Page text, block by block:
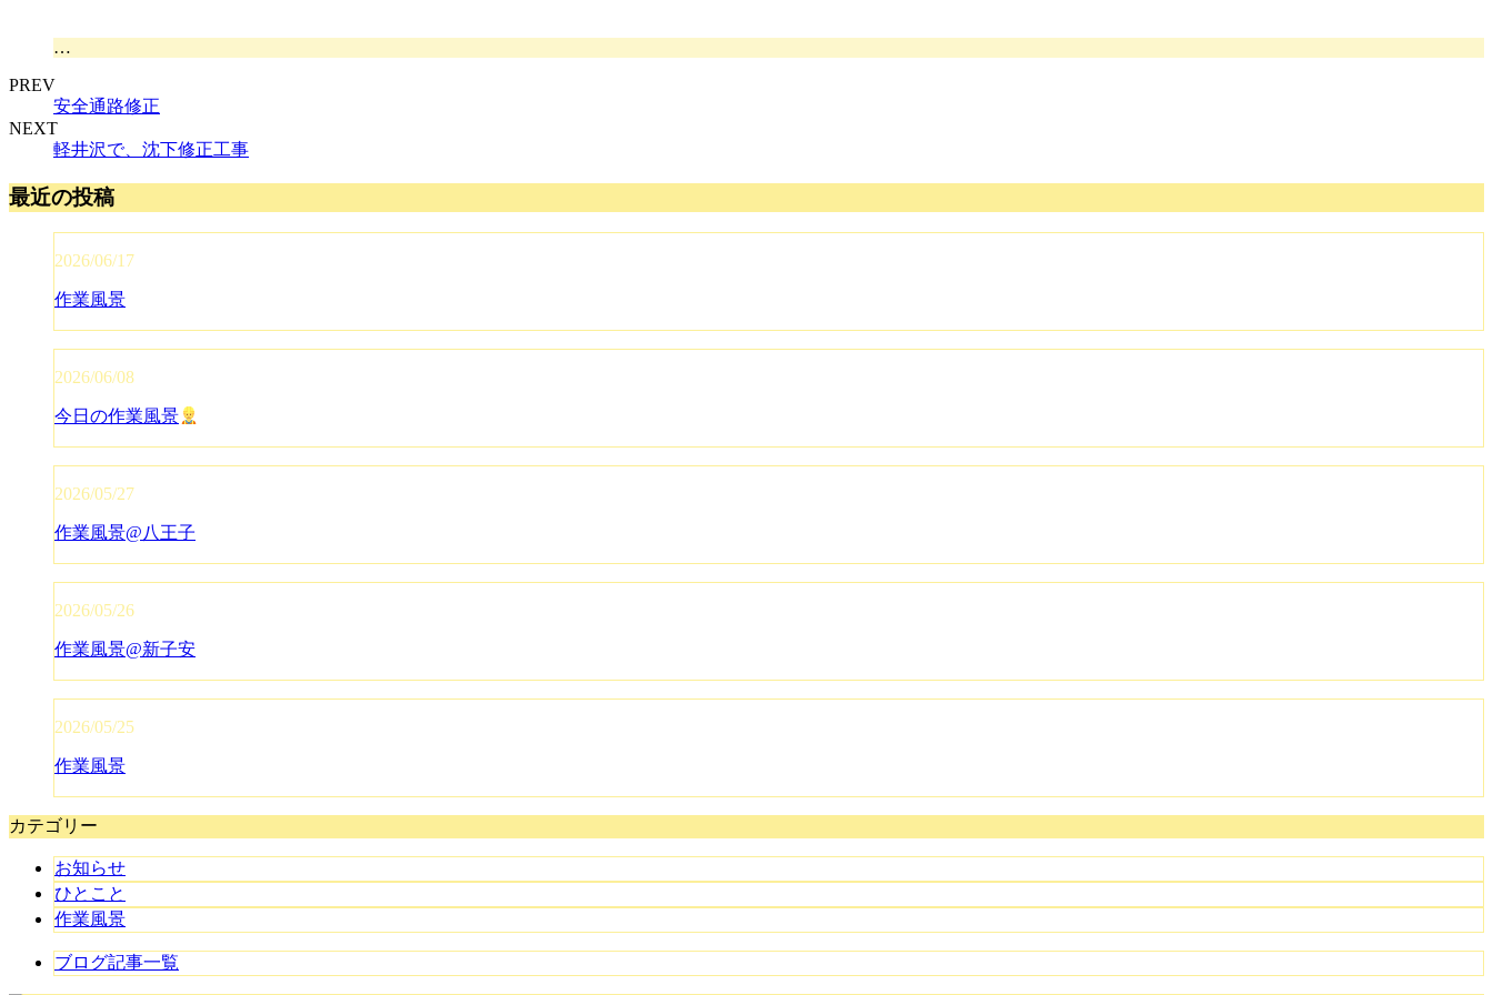
…
PREV
安全通路修正
NEXT
軽井沢で、沈下修正工事
最近の投稿
2026/06/17
作業風景
2026/06/08
今日の作業風景
2026/05/27
作業風景@八王子
2026/05/26
作業風景@新子安
2026/05/25
作業風景
カテゴリー
お知らせ
ひとこと
作業風景
ブログ記事一覧